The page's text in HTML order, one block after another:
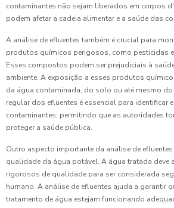
contaminantes não sejam liberados em corpos
podem afetar a cadeia alimentar e a saúde das
A análise de efluentes também é crucial para
produtos químicos perigosos, como pesticidas
Esses compostos podem ser prejudiciais à
ambiente. A exposição a esses produtos
da água contaminada, do solo ou até mesmo do
regular dos efluentes é essencial para identificar
contaminantes, permitindo que as autoridades
proteger a saúde pública.
Outro aspecto importante da análise de
qualidade da água potável. A água tratada deve
rigorosos de qualidade para ser considerada
humano. A análise de efluentes ajuda a garantir
tratamento de água estejam funcionando